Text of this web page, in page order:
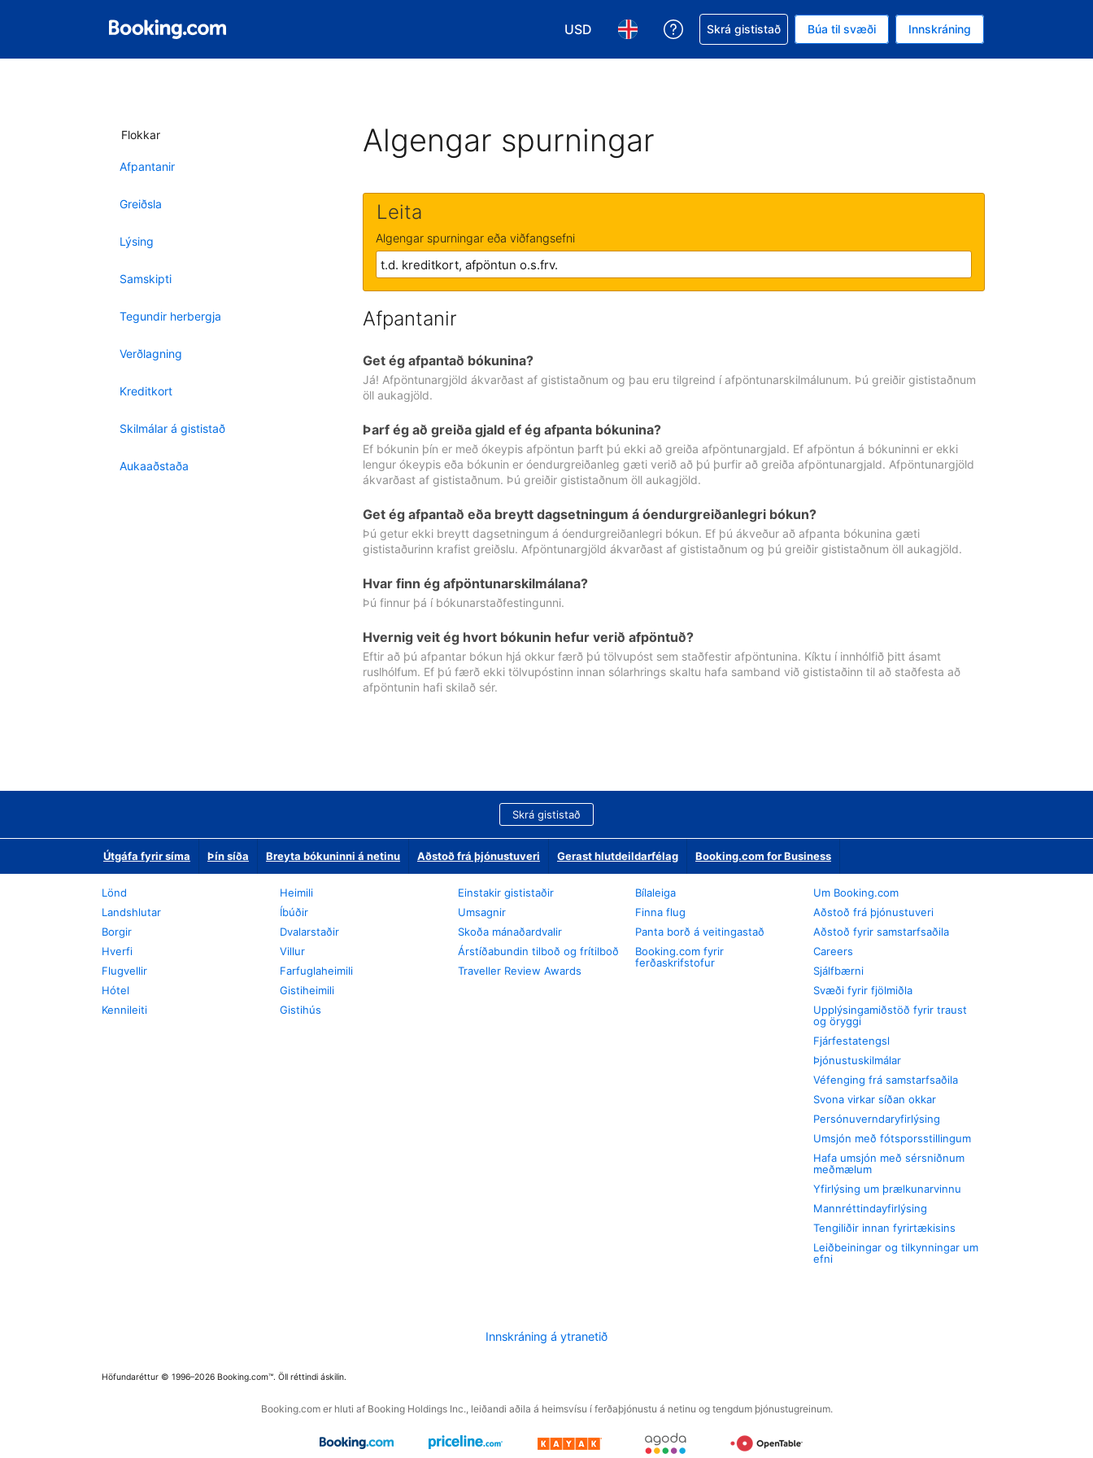
USD
Veldu gjaldmiðil. Í augnablikinu er gjaldmiðillinn Bandaríkjadalur
Veldu þitt tungumál. Í augnablikinu er tungumál þitt Íslensku
Fá aðstoð við bókunina
Skrá gististað Búa til svæði Innskráning
Flokkar
Afpantanir
Greiðsla
Lýsing
Samskipti
Tegundir herbergja
Verðlagning
Kreditkort
Skilmálar á gististað
Aukaaðstaða
Algengar spurningar
Leita
Algengar spurningar eða viðfangsefni
Afpantanir
Get ég afpantað bókunina?
Já! Afpöntunargjöld ákvarðast af gististaðnum og þau eru tilgreind í afpöntunarskilmálunum. Þú greiðir gististaðnum
öll aukagjöld.
Þarf ég að greiða gjald ef ég afpanta bókunina?
Ef bókunin þín er með ókeypis afpöntun þarft þú ekki að greiða afpöntunargjald. Ef afpöntun á bókuninni er ekki
lengur ókeypis eða bókunin er óendurgreiðanleg gæti verið að þú þurfir að greiða afpöntunargjald. Afpöntunargjöld
ákvarðast af gististaðnum. Þú greiðir gististaðnum öll aukagjöld.
Get ég afpantað eða breytt dagsetningum á óendurgreiðanlegri bókun?
Þú getur ekki breytt dagsetningum á óendurgreiðanlegri bókun. Ef þú ákveður að afpanta bókunina gæti
gististaðurinn krafist greiðslu. Afpöntunargjöld ákvarðast af gististaðnum og þú greiðir gististaðnum öll aukagjöld.
Hvar finn ég afpöntunarskilmálana?
Þú finnur þá í bókunarstaðfestingunni.
Hvernig veit ég hvort bókunin hefur verið afpöntuð?
Eftir að þú afpantar bókun hjá okkur færð þú tölvupóst sem staðfestir afpöntunina. Kíktu í innhólfið þitt ásamt
ruslhólfum. Ef þú færð ekki tölvupóstinn innan sólarhrings skaltu hafa samband við gististaðinn til að staðfesta að
afpöntunin hafi skilað sér.
Skrá gististað
Útgáfa fyrir síma Þín síða Breyta bókuninni á netinu Aðstoð frá þjónustuveri Gerast hlutdeildarfélag Booking.com for Business
Lönd
Landshlutar
Borgir
Hverfi
Flugvellir
Hótel
Kennileiti
Heimili
Íbúðir
Dvalarstaðir
Villur
Farfuglaheimili
Gistiheimili
Gistihús
Einstakir gististaðir
Umsagnir
Skoða mánaðardvalir
Árstíðabundin tilboð og frítilboð
Traveller Review Awards
Bílaleiga
Finna flug
Panta borð á veitingastað
Booking.com fyrir
ferðaskrifstofur
Um Booking.com
Aðstoð frá þjónustuveri
Aðstoð fyrir samstarfsaðila
Careers
Sjálfbærni
Svæði fyrir fjölmiðla
Upplýsingamiðstöð fyrir traust
og öryggi
Fjárfestatengsl
Þjónustuskilmálar
Véfenging frá samstarfsaðila
Svona virkar síðan okkar
Persónuverndaryfirlýsing
Umsjón með fótsporsstillingum
Hafa umsjón með sérsniðnum
meðmælum
Yfirlýsing um þrælkunarvinnu
Mannréttindayfirlýsing
Tengiliðir innan fyrirtækisins
Leiðbeiningar og tilkynningar um
efni
Innskráning á ytranetið
Höfundaréttur © 1996–2026 Booking.com™. Öll réttindi áskilin.
Booking.com er hluti af Booking Holdings Inc., leiðandi aðila á heimsvísu í ferðaþjónustu á netinu og tengdum þjónustugreinum.